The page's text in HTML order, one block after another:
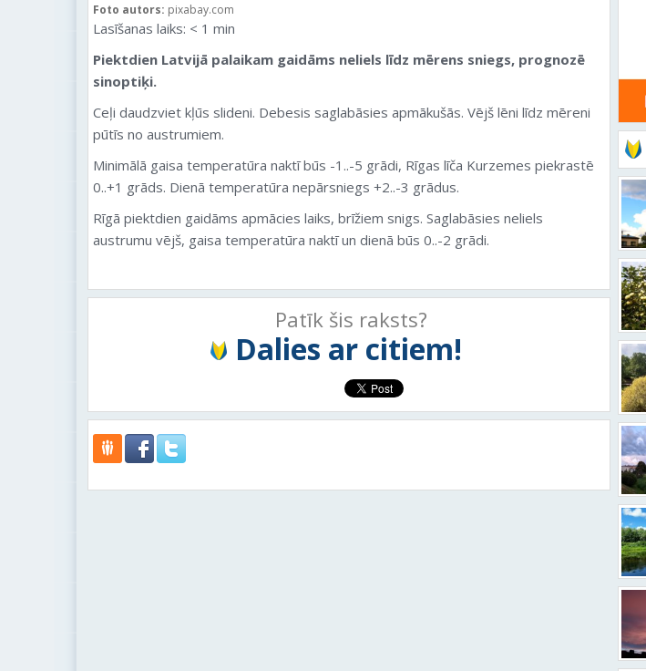
Foto autors: pixabay.com
Lasīšanas laiks: < 1 min
Piektdien Latvijā palaikam gaidāms neliels līdz mērens sniegs, prognozē
sinoptiķi.
Ceļi daudzviet kļūs slideni. Debesis saglabāsies apmākušās. Vējš lēni līdz mēreni
pūtīs no austrumiem.
Minimālā gaisa temperatūra naktī būs -1..-5 grādi, Rīgas līča Kurzemes piekrastē
0..+1 grāds. Dienā temperatūra nepārsniegs +2..-3 grādus.
Rīgā piektdien gaidāms apmācies laiks, brīžiem snigs. Saglabāsies neliels
austrumu vējš, gaisa temperatūra naktī un dienā būs 0..-2 grādi.
Patīk šis raksts?
Dalies ar citiem!